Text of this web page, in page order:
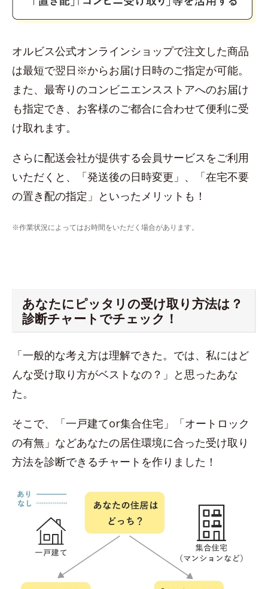
オルビス公式オンラインショップで注文した商品
は最短で翌日※からお届け日時のご指定が可能。
また、最寄りのコンビニエンスストアへのお届け
も指定でき、お客様のご都合に合わせて便利に受
け取れます。
さらに配送会社が提供する会員サービスをご利用
いただくと、「発送後の日時変更」、「在宅不要
の置き配の指定」といったメリットも！
※作業状況によってはお時間をいただく場合があります。
あなたにピッタリの受け取り方法は？
診断チャートでチェック！
「一般的な考え方は理解できた。では、私にはど
んな受け取り方がベストなの？」と思ったあな
た。
そこで、「一戸建てor集合住宅」「オートロック
の有無」などあなたの居住環境に合った受け取り
方法を診断できるチャートを作りました！